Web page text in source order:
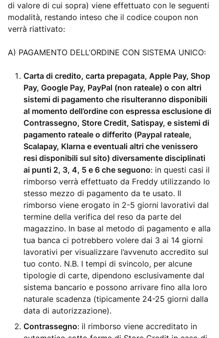
di valore di cui sopra) viene effettuato con le seguenti
modalità, restando inteso che il codice coupon non
verrà riattivato:
A) PAGAMENTO DELL’ORDINE CON SISTEMA UNICO:
Carta di credito, carta prepagata, Apple Pay, Shop
Pay, Google Pay, PayPal (non rateale) o con altri
sistemi di pagamento che risulteranno disponibili
al momento dell’ordine con espressa esclusione di
Contrassegno, Store Credit, Satispay, e sistemi di
pagamento rateale o differito (Paypal rateale,
Scalapay, Klarna e eventuali altri che venissero
resi disponibili sul sito) diversamente disciplinati
ai punti 2, 3, 4, 5 e 6 che seguono: in questi casi il
rimborso verrà effettuato da Freddy utilizzando lo
stesso mezzo di pagamento da te usato. Il
rimborso viene erogato in 2-5 giorni lavorativi dal
termine della verifica del reso da parte del
magazzino. In base al metodo di pagamento e alla
tua banca ci potrebbero volere dai 3 ai 14 giorni
lavorativi per visualizzare l’avvenuto accredito sul
tuo conto. N.B. I tempi di svincolo, per alcune
tipologie di carte, dipendono esclusivamente dal
sistema bancario e possono arrivare fino alla loro
naturale scadenza (tipicamente 24-25 giorni dalla
data di autorizzazione).
Contrassegno: il rimborso viene accreditato in